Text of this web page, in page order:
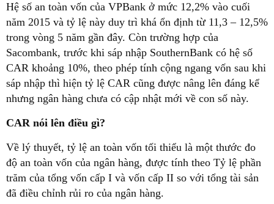
Hệ số an toàn vốn của VPBank ở mức 12,2% vào cuối
năm 2015 và tỷ lệ này duy trì khá ổn định từ 11,3 – 12,5%
trong vòng 5 năm gần đây. Còn trường hợp của
Sacombank, trước khi sáp nhập SouthernBank có hệ số
CAR khoảng 10%, theo phép tính cộng ngang vốn sau khi
sáp nhập thì hiện tỷ lệ CAR cũng được nâng lên đáng kể
nhưng ngân hàng chưa có cập nhật mới về con số này.
CAR nói lên điều gì?
Về lý thuyết, tỷ lệ an toàn vốn tối thiểu là một thước đo
độ an toàn vốn của ngân hàng, được tính theo Tỷ lệ phần
trăm của tổng vốn cấp I và vốn cấp II so với tổng tài sản
đã điều chỉnh rủi ro của ngân hàng.